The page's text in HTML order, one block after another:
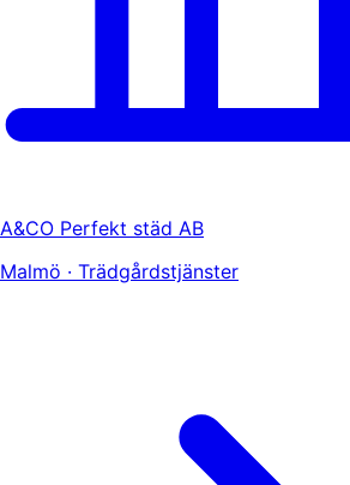
A&CO Perfekt städ AB
Malmö · Trädgårdstjänster